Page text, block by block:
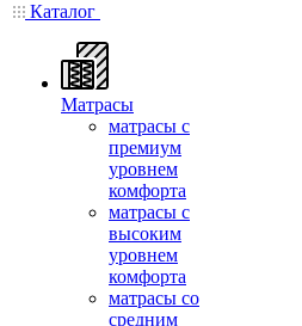
Каталог
Матрасы
матрасы с
премиум
уровнем
комфорта
матрасы с
высоким
уровнем
комфорта
матрасы со
средним